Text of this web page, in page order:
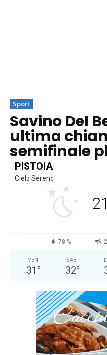
Sport
Savino Del
ultima
semifinale
PISTOIA
Cielo Sereno
78 %
VEN
31 °
SAB
32°